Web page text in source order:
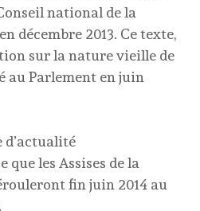
national de la
décembre 2013. Ce texte,
sur la nature vieille de
au Parlement en juin
d’actualité
les Assises de la
fin juin 2014 au